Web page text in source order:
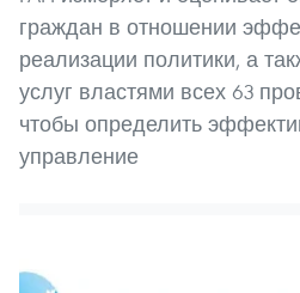
граждан в отношении
реализации политики, а
услуг властями всех 63
чтобы определить
управление